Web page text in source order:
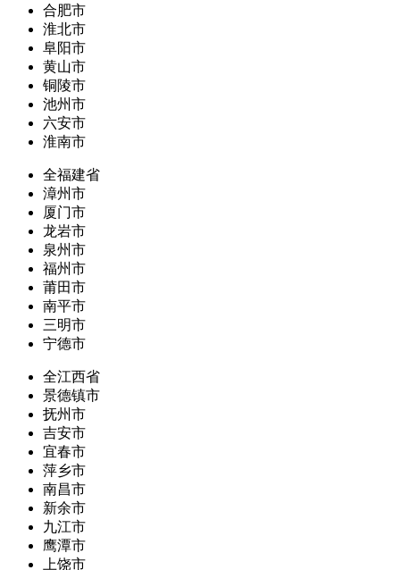
合肥市
淮北市
阜阳市
黄山市
铜陵市
池州市
六安市
淮南市
全福建省
漳州市
厦门市
龙岩市
泉州市
福州市
莆田市
南平市
三明市
宁德市
全江西省
景德镇市
抚州市
吉安市
宜春市
萍乡市
南昌市
新余市
九江市
鹰潭市
上饶市